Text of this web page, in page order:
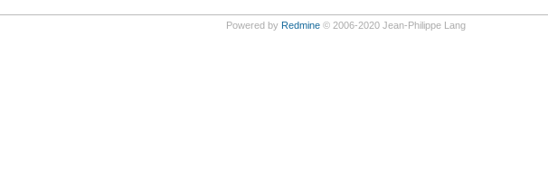
Powered by Redmine© 2006-2020 Jean-Philippe Lang